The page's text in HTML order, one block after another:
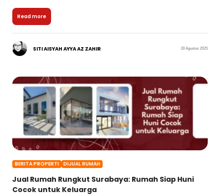
Read more
SITI AISYAH AYYA AZ ZAHIR 28 Agustus 2025
BERITA PROPERTI DIJUAL RUMAH
Jual Rumah Rungkut Surabaya: Rumah Siap Huni
Cocok untuk Keluarga